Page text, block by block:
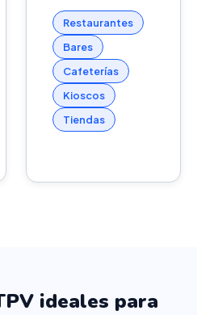
Restaurantes
Bares
Cafeterías
Kioscos
Tiendas
ideales para